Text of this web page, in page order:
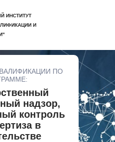
ИНСТИТУТ
И
ПО
надзор,
контроль
в